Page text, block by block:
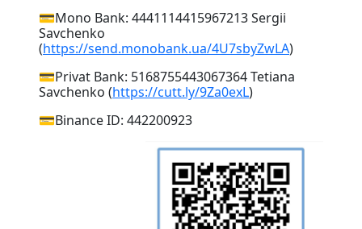
💳Mono Bank: 4441114415967213 Sergii
Savchenko
(https://send.monobank.ua/4U7sbyZwLA)
💳Privat Bank: 5168755443067364 Tetiana
Savchenko (https://cutt.ly/9Za0exL)
💳Binance ID: 442200923